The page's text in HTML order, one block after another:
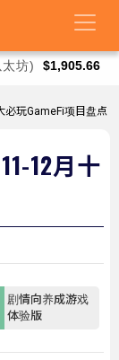
坊) $1,905.66
必玩GameFi项目盘点
12月十
剧情向养成游戏
体验版